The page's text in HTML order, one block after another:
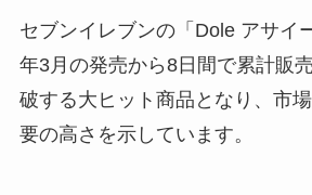
セブンイレブンの「Dole アサイ
年3月の発売から8日間で累計販
破する大ヒット商品となり、市
要の高さを示しています。